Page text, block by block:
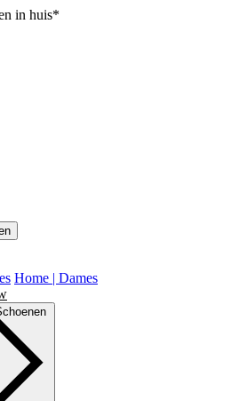
euro, SALE uitgesloten
Home | Dames